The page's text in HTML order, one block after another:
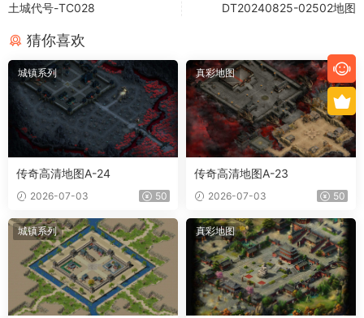
土城代号-TC028 DT20240825-02502地图
猜你喜欢
城镇系列
传奇高清地图A-24
2026-07-03 50
真彩地图
传奇高清地图A-23
2026-07-03 50
城镇系列 真彩地图